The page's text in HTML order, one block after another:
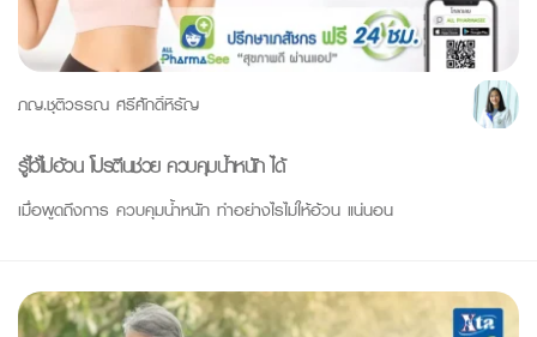
ภญ.ชุติวรรณ ศรีศักดิ์หิรัญ
รู้ไว้ไม่อ้วน โปรตีนช่วย ควบคุมน้ำหนัก ได้
เมื่อพูดถึงการ ควบคุมน้ำหนัก ทำอย่างไรไม่ให้อ้วน แน่นอน